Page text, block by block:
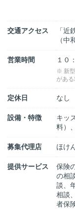
交通アクセス
「
（中
営業時間 １０
※ 新
がある
定休日 なし
設備・特徴
キッ
料）
募集代理店 ほけ
提供サービス
保険
の相
談、
相談
者保